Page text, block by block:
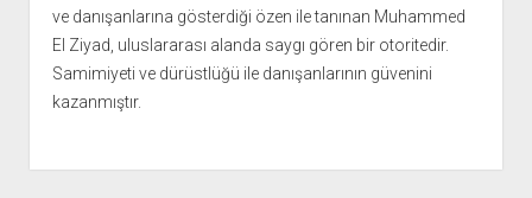
ve danışanlarına gösterdiği özen ile tanınan Muhammed
El Ziyad, uluslararası alanda saygı gören bir otoritedir.
Samimiyeti ve dürüstlüğü ile danışanlarının güvenini
kazanmıştır.